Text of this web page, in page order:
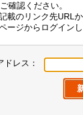
確認ください。
載のリンク先URL
ージからログイン
ドレス：